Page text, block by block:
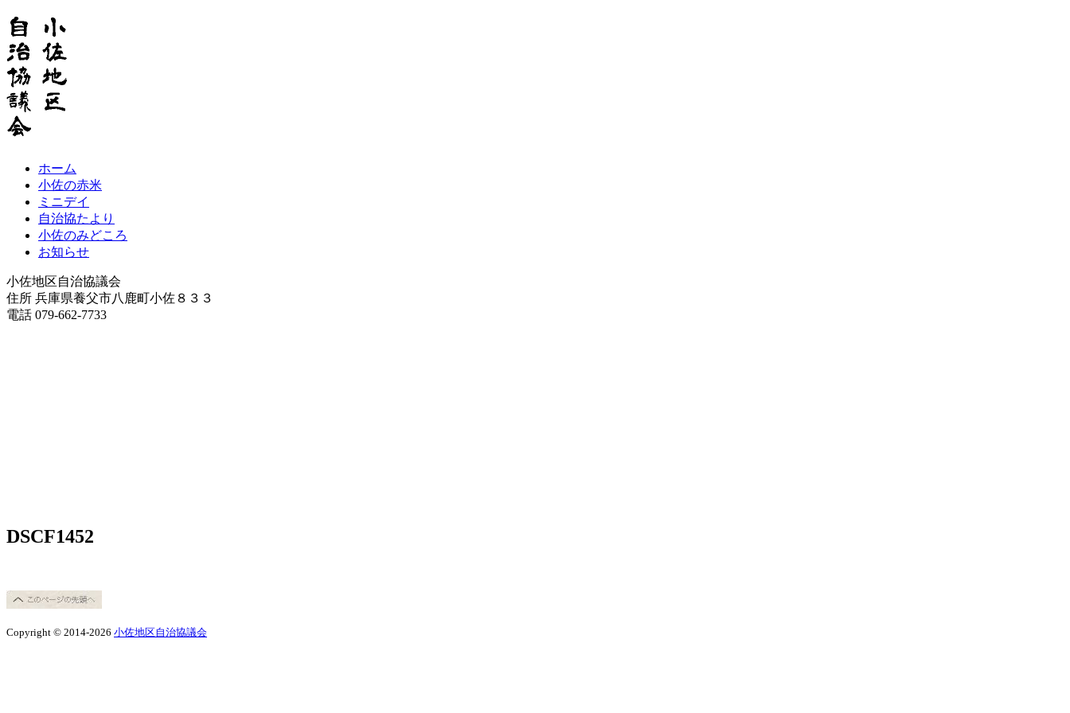
ホーム
小佐の赤米
ミニデイ
自治協たより
小佐のみどころ
お知らせ
小佐地区自治協議会
住所 兵庫県養父市八鹿町小佐８３３
電話 079-662-7733
DSCF1452
Copyright © 2014-2026 小佐地区自治協議会